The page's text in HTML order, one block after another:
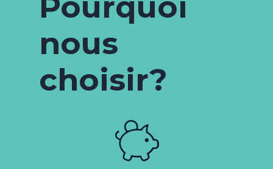
nous
choisir?